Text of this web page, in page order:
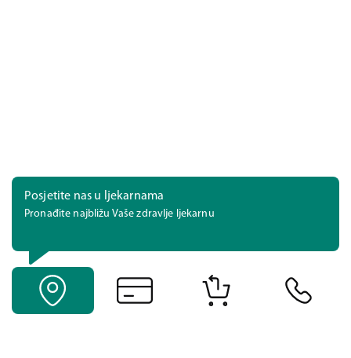
Posjetite nas u ljekarnama
Pronađite najbližu Vaše zdravlje ljekarnu